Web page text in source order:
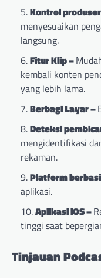
Kontrol
menyesuaikan
langsung.
Fitur Klip –
kembali konten
yang lebih lama.
Berbagi Layar –
Deteksi
mengidentifikasi
rekaman.
Platform
aplikasi.
Aplikasi iOS –
tinggi saat
Tinjauan